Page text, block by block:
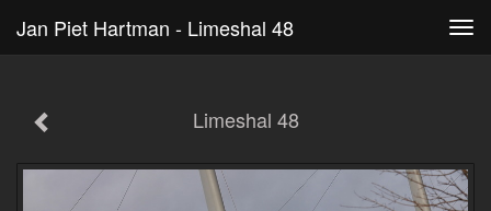
Jan Piet Hartman - Limeshal 48
Limeshal 48